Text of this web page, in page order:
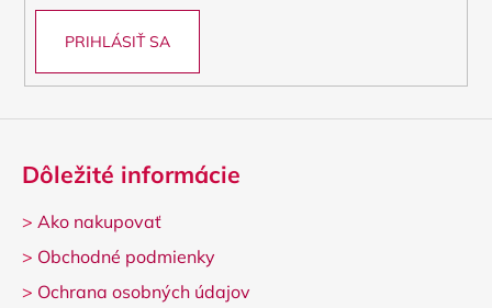
PRIHLÁSIŤ SA
Dôležité informácie
> Ako nakupovať
> Obchodné podmienky
> Ochrana osobných údajov